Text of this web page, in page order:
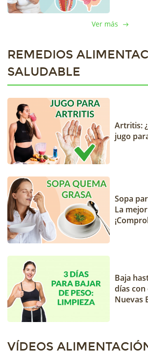
Ver más
REMEDIOS
SALUDABLE
Artritis:
jugo
Sopa
La
Baja
días con
Nuevas
VÍDEOS